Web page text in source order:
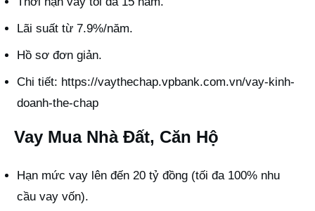
Lãi suất từ 7.9%/năm.
Hồ sơ đơn giản.
Chi tiết: https://vaythechap.vpbank.com.vn/vay-kinh-
doanh-the-chap
Vay Mua Nhà Đất, Căn Hộ
Hạn mức vay lên đến 20 tỷ đồng (tối đa 100% nhu
cầu vay vốn).